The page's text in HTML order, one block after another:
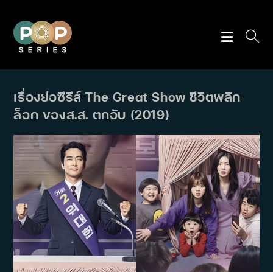
content
เรื่องย่อซีรีส์ The Great Show ชีวิตพลิก
ล็อก ของส.ส. ตกอับ (2019)